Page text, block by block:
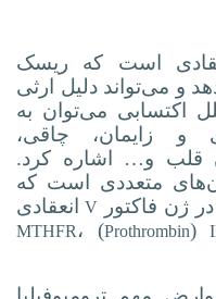
است که ریسک
و می‌تواند دلیل ارثی
اکتسابی می‌توان به
و زایمان، چاقی،
قلب و… اشاره کرد.
متعددی است که
ژن فاکتور
V انعقادی
(
Prothrombin) ، MTHFR